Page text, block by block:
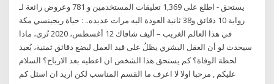
وعروض رائعة لـ ‪781‬ تعليقات المستخدمين و ‪1,369‬ اطلع على ‪- يستحق
العودة اليه مرات عديده.. : حياة ريجينسي مكة‬ رواية 10 دقائق و38 ثانية
في هذا العالم الغريب – أليف شافاك 12 أغسطس، 2020 تُرى، ماذا
سيحدث لو أن العقل البشري يظلُ على قيد العمل لبضع دقائق ثمنية، بُعيد
لحظة الوفاة؟ كم يستحق هذا الشخص ان اعطيه بعد الارباح؟ السلام
عليكم , مرحبا اولا لا اعرف ما القسم المناسب لكن اريد ان اسئل كم